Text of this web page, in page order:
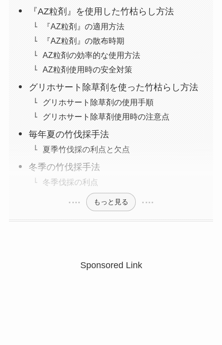
『AZ粒剤』を使用した竹枯らし方法
『AZ粒剤』の適用方法
『AZ粒剤』の散布時期
AZ粒剤の効率的な使用方法
AZ粒剤使用時の安全対策
グリホサート除草剤を使った竹枯らし方法
グリホサート除草剤の使用手順
グリホサート除草剤使用時の注意点
毎年夏の竹伐採手法
夏季竹伐採の利点と欠点
冬季の竹伐採手法
冬季伐採の利点
もっと見る
Sponsored Link